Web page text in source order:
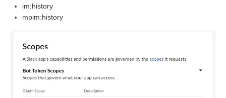
im:history
mpim:history